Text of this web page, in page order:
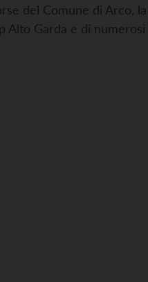
del Comune di Arco,
Alto Garda e di